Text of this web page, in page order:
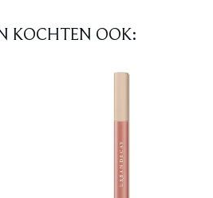
KOCHTEN OOK: